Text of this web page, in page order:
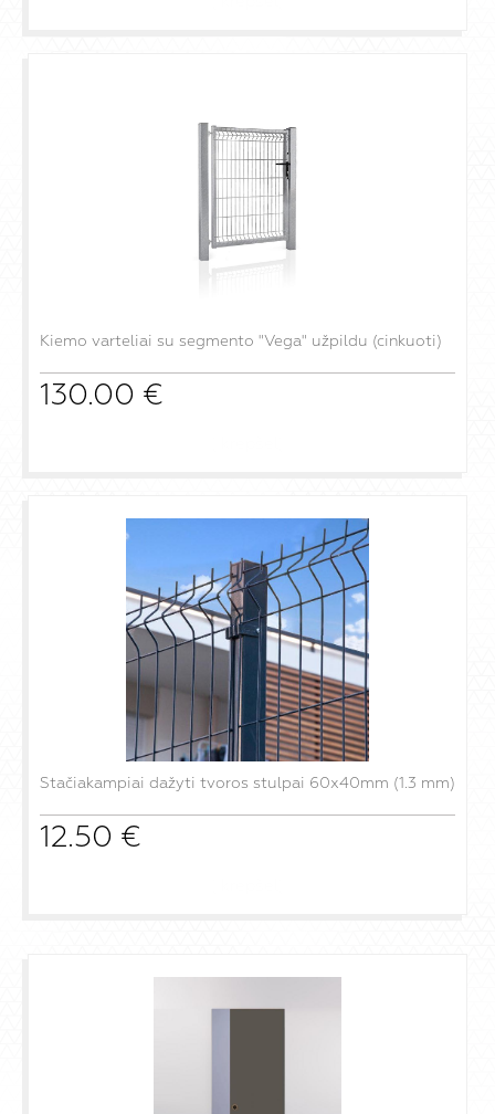
Kiemo varteliai su segmento "Vega" užpildu (cinkuoti)
130.00 €
Stačiakampiai dažyti tvoros stulpai 60x40mm (1.3 mm)
12.50 €